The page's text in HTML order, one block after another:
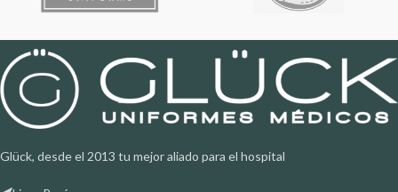
Glück, desde el 2013 tu mejor aliado para el hospital